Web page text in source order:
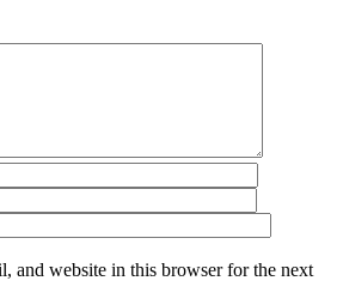
and website in this browser for the next